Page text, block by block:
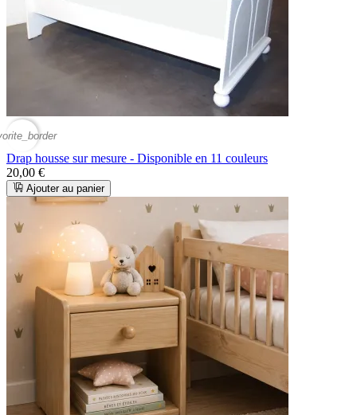
Drap housse sur mesure - Disponible en 11 couleurs
20,00 €
Ajouter au panier